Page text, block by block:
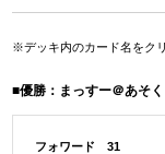
※デッキ内のカード名をク
■優勝：まっすー＠あ
フォワード 31